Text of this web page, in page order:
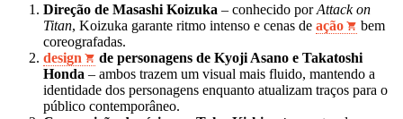
Direção de Masashi Koizuka – conhecido porAttack on
Titan, Koizuka garante ritmo intenso e cenas de ação
bem
coreografadas.
design
de personagens de Kyoji Asano e Takatoshi
Honda – ambos trazem um visual mais fluido, mantendo a
identidade dos personagens enquanto atualizam traços para o
público contemporâneo.